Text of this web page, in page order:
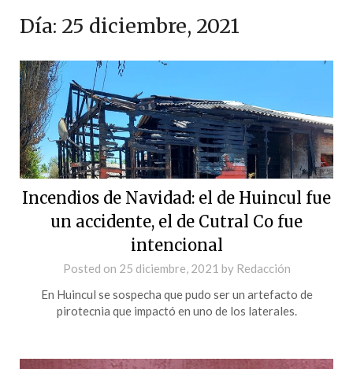
Día: 25 diciembre, 2021
Incendios de Navidad: el de Huincul fue
un accidente, el de Cutral Co fue
intencional
Posted on 25 diciembre, 2021 by Redacción
En Huincul se sospecha que pudo ser un artefacto de
pirotecnia que impactó en uno de los laterales.